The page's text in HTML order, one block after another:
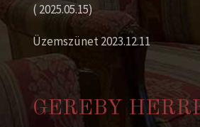
( 2025.05.15)
Üzemszünet 2023.12.11
GEREBY